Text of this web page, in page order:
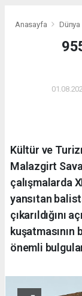
Anasayfa Dünya
Kültür ve
Malazgirt
çalışmalarda
yansıtan
çıkarıldığını
önemli